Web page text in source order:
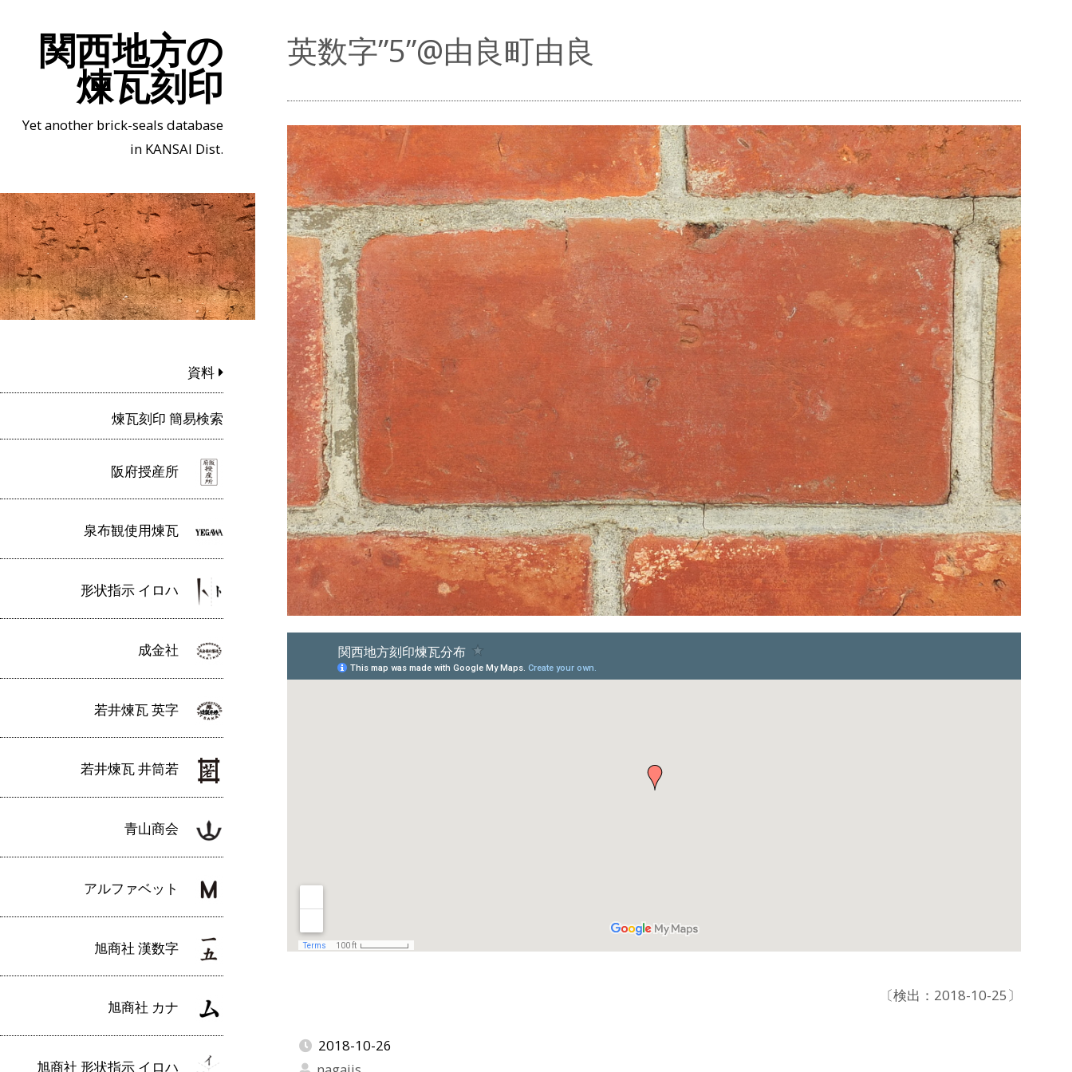
関西地方の
煉瓦刻印
Yet another brick-seals database
in KANSAI Dist.
資料
煉瓦刻印 簡易検索
阪府授産所
泉布観使用煉瓦
形状指示 イロハ
成金社
若井煉瓦 英字
若井煉瓦 井筒若
青山商会
アルファベット
旭商社 漢数字
旭商社 カナ
旭商社 形状指示 イロハ
英数字”5”@由良町由良
〔検出：2018-10-25〕
2018-10-26